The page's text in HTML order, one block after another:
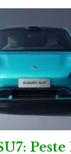
Peste